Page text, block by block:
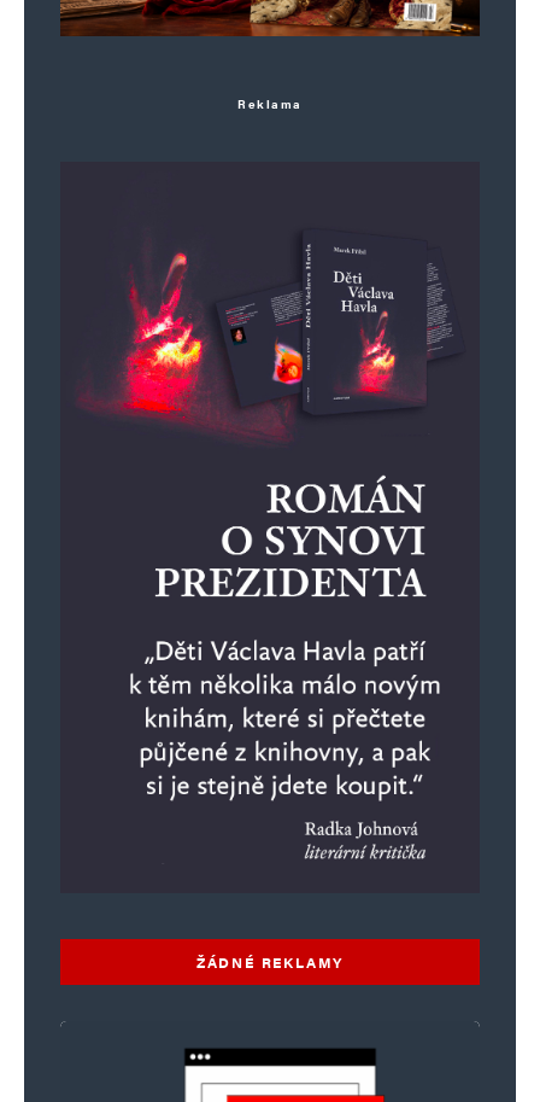
Reklama
ŽÁDNÉ REKLAMY